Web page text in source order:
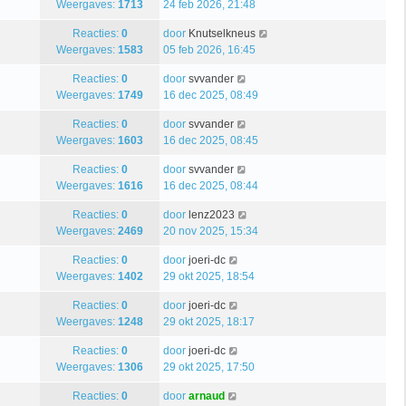
Weergaves: 1713
24 feb 2026, 21:48
Reacties: 0
Weergaves: 1583
door Knutselkneus
05 feb 2026, 16:45
Reacties: 0
Weergaves: 1749
door svvander
16 dec 2025, 08:49
Reacties: 0
Weergaves: 1603
door svvander
16 dec 2025, 08:45
Reacties: 0
Weergaves: 1616
door svvander
16 dec 2025, 08:44
Reacties: 0
Weergaves: 2469
door lenz2023
20 nov 2025, 15:34
Reacties: 0
Weergaves: 1402
door joeri-dc
29 okt 2025, 18:54
Reacties: 0
Weergaves: 1248
door joeri-dc
29 okt 2025, 18:17
Reacties: 0
Weergaves: 1306
door joeri-dc
29 okt 2025, 17:50
Reacties: 0
door arnaud